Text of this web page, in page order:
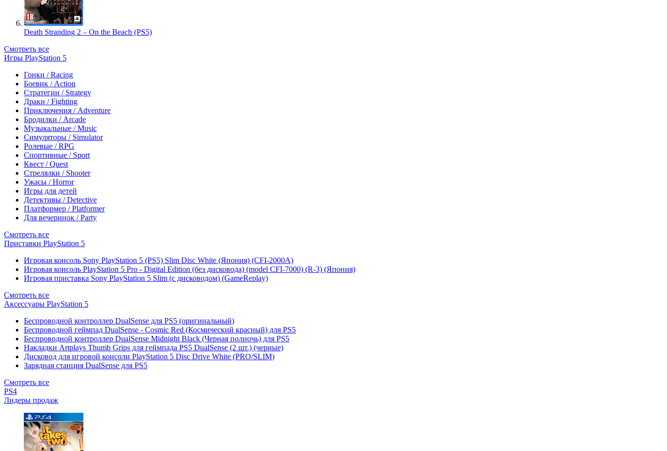
Death Stranding 2 – On the Beach (PS5)
Смотреть все
Игры PlayStation 5
Гонки / Racing
Боевик / Action
Стратегии / Strategy
Драки / Fighting
Приключения / Adventure
Бродилки / Arcade
Музыкальные / Music
Симуляторы / Simulator
Ролевые / RPG
Спортивные / Sport
Квест / Quest
Стрелялки / Shooter
Ужасы / Horror
Игры для детей
Детективы / Detective
Платформер / Platformer
Для вечеринок / Party
Смотреть все
Приставки PlayStation 5
Игровая консоль Sony PlayStation 5 (PS5) Slim Disc White (Япония) (CFI-2000A)
Игровая консоль PlayStation 5 Pro - Digital Edition (без дисковода) (model CFI-7000) (R-3) (Япония)
Игровая приставка Sony PlayStation 5 Slim (с дисководом) (GameReplay)
Смотреть все
Аксессуары PlayStation 5
Беспроводной контроллер DualSense для PS5 (оригинальный)
Беспроводной геймпад DualSense - Cosmic Red (Космический красный) для PS5
Беспроводной контроллер DualSense Midnight Black (Черная полночь) для PS5
Накладки Artplays Thumb Grips для геймпада PS5 DualSense (2 шт.) (черные)
Дисковод для игровой консоли PlayStation 5 Disc Drive White (PRO/SLIM)
Зарядная станция DualSense для PS5
Смотреть все
PS4
Лидеры продаж